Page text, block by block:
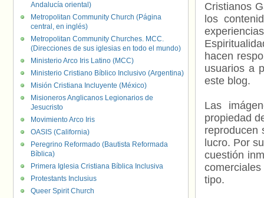
Cristianos
los
hacen
usuarios a
este blog.
Las
propiedad
reproducen
lucro. Por
cuestión
tipo.
Andalucía oriental)
Metropolitan Community Church (Página
central, en inglés)
Metropolitan Community Churches. MCC.
(Direcciones de sus iglesias en todo el mundo)
Ministerio Arco Iris Latino (MCC)
Ministerio Cristiano Bíblico Inclusivo (Argentina)
Misión Cristiana Incluyente (México)
Misioneros Anglicanos Legionarios de
Jesucristo
Movimiento Arco Iris
OASIS (California)
Peregrino Reformado (Bautista Reformada
Bíblica)
Primera Iglesia Cristiana Bíblica Inclusiva
Protestants Inclusius
Queer Spirit Church